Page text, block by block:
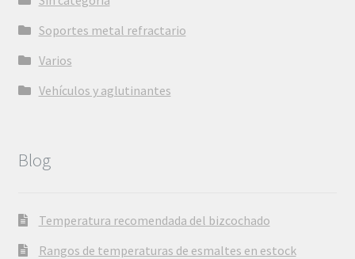
Soportes metal refractario
Varios
Vehículos y aglutinantes
Blog
Temperatura recomendada del bizcochado
Rangos de temperaturas de esmaltes en estock